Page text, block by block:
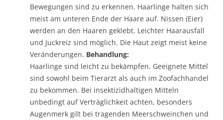
Bewegungen sind zu erkennen. Haarlinge halten sich
meist am unteren Ende der Haare auf. Nissen (Eier)
werden an den Haaren geklebt. Leichter Haarausfall
und Juckreiz sind möglich. Die Haut zeigt meist keine
Veränderungen. Behandlung:
Haarlinge sind leicht zu bekämpfen. Geeignete Mittel
sind sowohl beim Tierarzt als auch im Zoofachhandel
zu bekommen. Bei insektizidhaltigen Mitteln
unbedingt auf Verträglichkeit achten, besonders
Augenmerk gilt bei tragenden Meerschweinchen und